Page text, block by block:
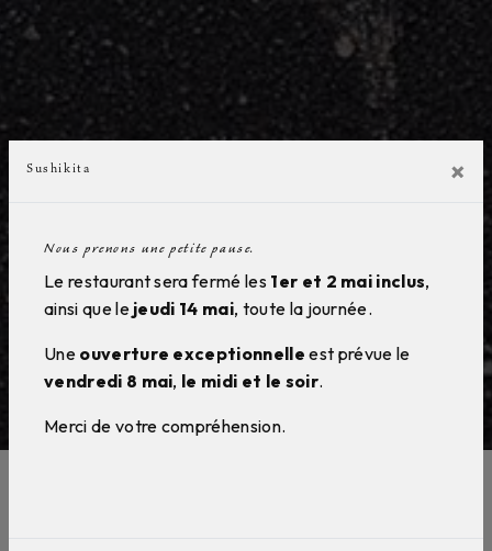
Sushikita ×
Nous prenons une petite pause.
Le restaurant sera fermé les 1er et 2 mai inclus,
ainsi que le jeudi 14 mai, toute la journée.
Une ouverture exceptionnelle est prévue le
vendredi 8 mai, le midi et le soir.
Merci de votre compréhension.